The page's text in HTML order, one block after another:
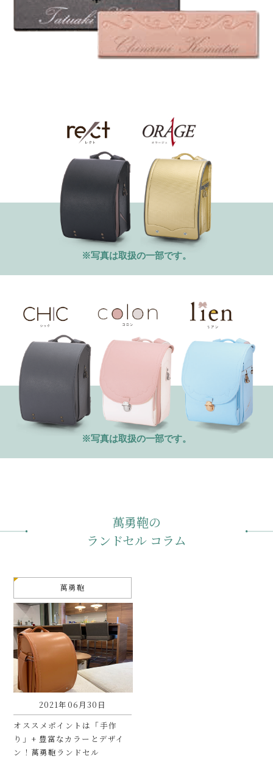
※写真は取扱の一部です。
※写真は取扱の一部です。
萬勇鞄の
ランドセル コラム
萬勇鞄
2021年06月30日
オススメポイントは「手作
り」+ 豊富なカラーとデザイ
ン！萬勇鞄ランドセル